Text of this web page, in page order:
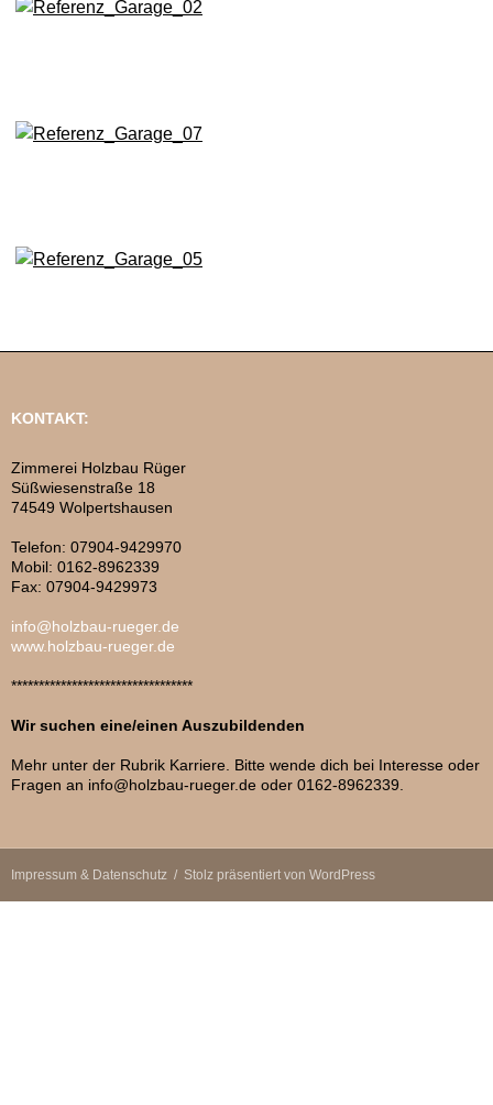
KONTAKT:
Zimmerei Holzbau Rüger
Süßwiesenstraße 18
74549 Wolpertshausen
Telefon: 07904-9429970
Mobil: 0162-8962339
Fax: 07904-9429973
info@holzbau-rueger.de
www.holzbau-rueger.de
*********************************
Wir suchen eine/einen Auszubildenden
Mehr unter der Rubrik Karriere. Bitte wende dich bei Interesse oder
Fragen an info@holzbau-rueger.de oder 0162-8962339.
Impressum & Datenschutz Stolz präsentiert von WordPress